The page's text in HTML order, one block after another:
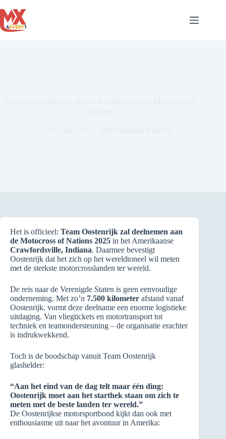
naar
de
inhoud
Het is officieel: Team Oostenrijk zal deelnemen aan
de Motocross of Nations 2025 in het Amerikaanse
Crawfordsville, Indiana. Daarmee bevestigt
Oostenrijk dat het zich op het wereldtoneel wil meten
met de sterkste motorcrosslanden ter wereld.
De reis naar de Verenigde Staten is geen eenvoudige
onderneming. Met zo’n 7.500 kilometer afstand vanaf
Oostenrijk, vormt deze deelname een enorme logistieke
uitdaging. Van vliegtickets en motortransport tot
techniek en teamondersteuning – de organisatie erachter
is indrukwekkend.
Toch is de boodschap vanuit Team Oostenrijk
glashelder:
“Aan het eind van de dag telt maar één ding:
Oostenrijk moet aan het starthek staan om zich te
meten met de beste landen ter wereld.”
De Oostenrijkse motorsportbond kijkt dan ook met
enthousiasme uit naar het avontuur in Amerika: